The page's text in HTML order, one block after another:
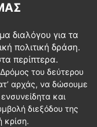
διαλόγου για τα
πολιτική δράση.
περίπτερα.
του δεύτερου
αρχάς, να δώσουμε
και
διεξόδου της
κρίση.